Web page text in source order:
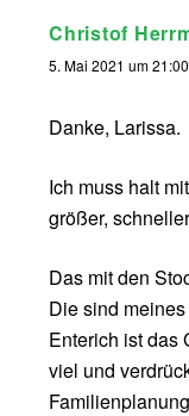
Christof
5. Mai 2021 um
Danke, Larissa.
Ich muss halt
größer,
Das mit den
Die sind
Enterich ist das
viel und